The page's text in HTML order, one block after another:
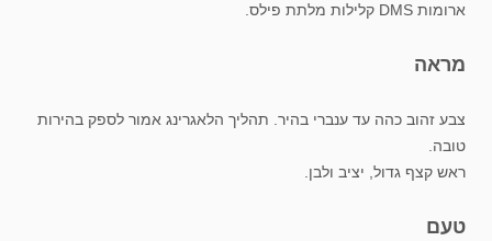
ארומות DMS קלילות מלתת פילס.
מראה
צבע זהוב כהה עד ענברי בהיר. תהליך הלאגרינג אמור לספק בהירות
טובה.
ראש קצף גדול, יציב ולבן.
טעם